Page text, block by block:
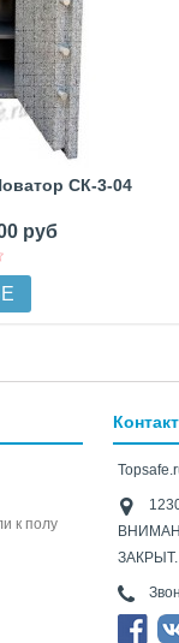
СК-3-04
руб
к полу
ЗАКРЫТ.